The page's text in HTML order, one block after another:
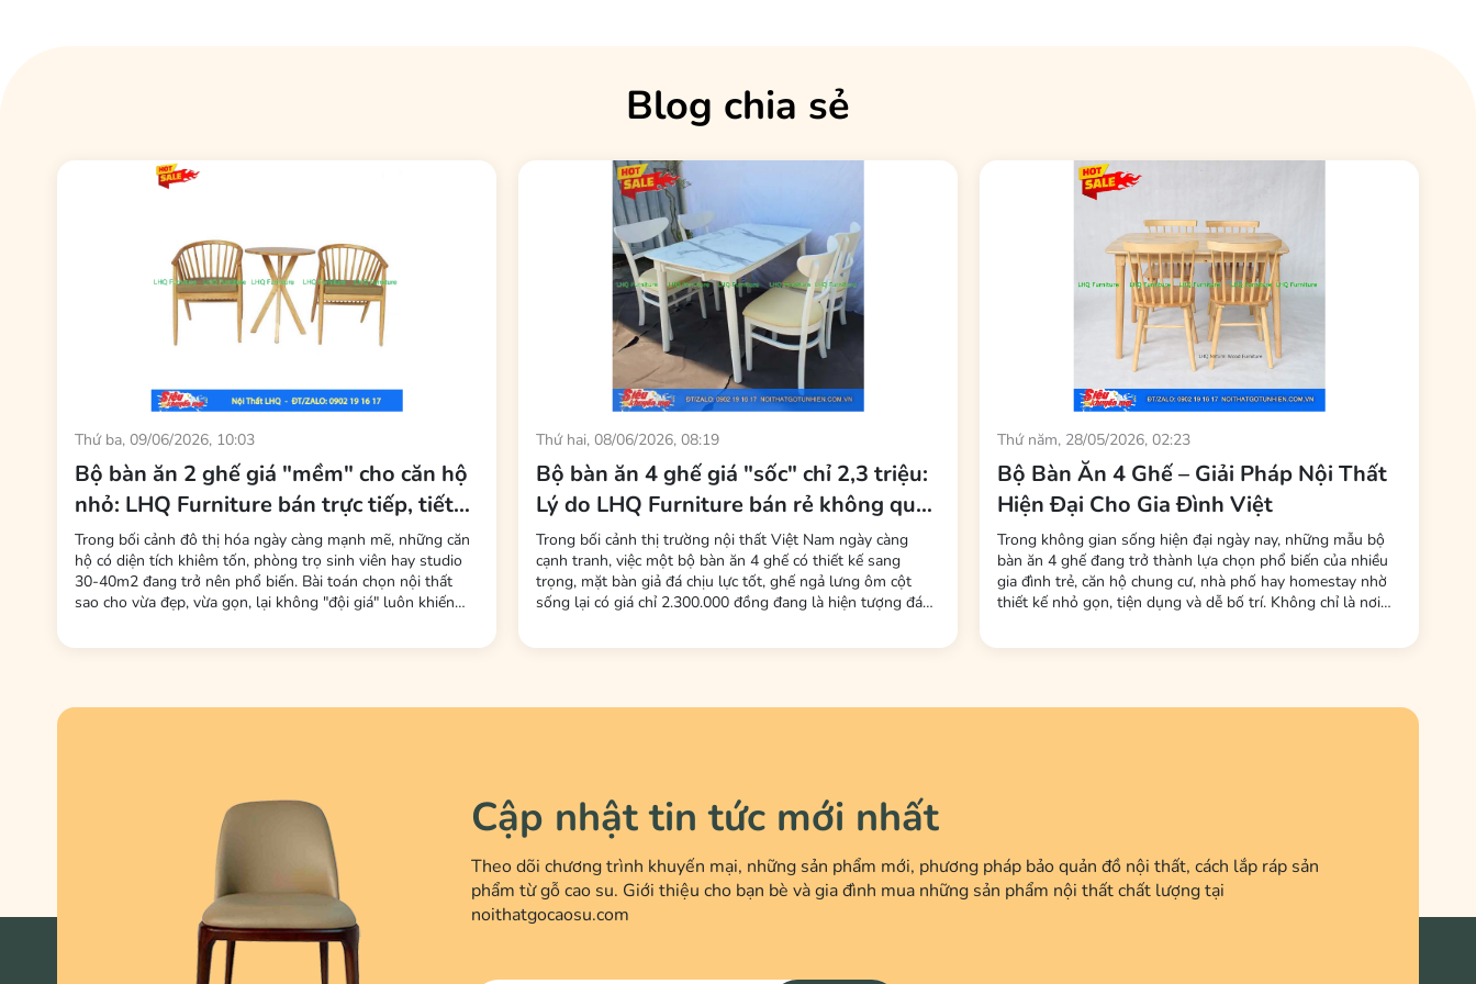
tầm quầy, thoải mái khi trò chuyện hay thưởng thức đồ uống. Đây là chiều cao chuẩn được các nhà hàng, quán bar, pub, và cafe theo phong cách Âu Mỹ ưa chuộng.
Điểm làm nên giá trị của
này chính là chất liệu gỗ tự nhiên. Bạn sẽ cảm nhận được độ nặng tay, độ rắn chắc, và vẻ đẹp từ những thớ gỗ thật – mỗi chiếc
ghế một vân riêng, không có sự trùng lặp. Theo thời gian, gỗ tự nhiên càng dùng càng lên màu óng ả, càng thêm phần cổ kính. Mộtghế bar gỗ tự nhiên
Chân gỗ tiện kiểu cách – linh hồn của ghế vintage
Blog chia sẻ
Thứ ba, 09/06/2026, 10:03
Bộ bàn ăn 2 ghế giá "mềm" cho căn hộ
nhỏ: LHQ Furniture bán trực tiếp, tiết
kiệm tối đa phí trung gian
Trong bối cảnh đô thị hóa ngày càng mạnh mẽ, những căn
hộ có diện tích khiêm tốn, phòng trọ sinh viên hay studio
30-40m2 đang trở nên phổ biến. Bài toán chọn nội thất
sao cho vừa đẹp, vừa gọn, lại không "đội giá" luôn khiến
LHQ Furniture (Nội Thất Gỗ Cao Su) đã tung ra thị trường
Thứ hai, 08/06/2026, 08:19
Bộ bàn ăn 4 ghế giá "sốc" chỉ 2,3 triệu:
Lý do LHQ Furniture bán rẻ không qua
trung gian, không mất phí sàn
Trong bối cảnh thị trường nội thất Việt Nam ngày càng
cạnh tranh, việc một bộ bàn ăn 4 ghế có thiết kế sang
trọng, mặt bàn giả đá chịu lực tốt, ghế ngả lưng ôm cột
sống lại có giá chỉ 2.300.000 đồng đang là hiện tượng đáng
là "rẻ bất ngờ" so với mặt bằng chung. Đứng sau chiến lược
Thứ năm, 28/05/2026, 02:23
Bộ Bàn Ăn 4 Ghế – Giải Pháp Nội Thất
Hiện Đại Cho Gia Đình Việt
Trong không gian sống hiện đại ngày nay, những mẫu bộ
bàn ăn 4 ghế đang trở thành lựa chọn phổ biến của nhiều
gia đình trẻ, căn hộ chung cư, nhà phố hay homestay nhờ
thiết kế nhỏ gọn, tiện dụng và dễ bố trí. Không chỉ là nơi
trong gia đình sau một ngày làm việc và học tập. Tại Nội
Cập nhật tin tức mới nhất
Theo dõi chương trình khuyến mại, những sản phẩm mới, phương pháp bảo quản đồ nội thất, cách lắp ráp sản
phẩm từ gỗ cao su. Giới thiệu cho bạn bè và gia đình mua những sản phẩm nội thất chất lượng tại
noithatgocaosu.com